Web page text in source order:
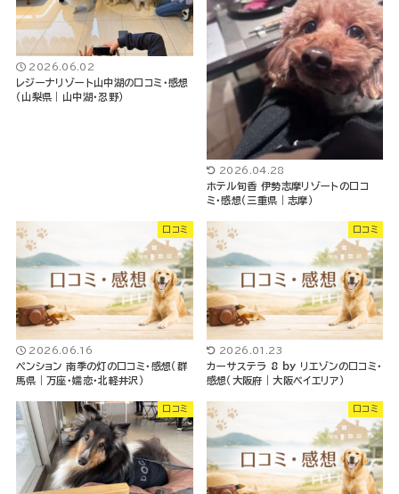
2026.06.02
レジーナリゾート山中湖の口コミ・感想
（山梨県｜山中湖・忍野）
2026.04.28
ホテル旬香 伊勢志摩リゾートの口コ
ミ・感想（三重県｜志摩）
口コミ
2026.06.16
ペンション 南季の灯の口コミ・感想（群
馬県｜万座・嬬恋・北軽井沢）
口コミ
2026.01.23
カーサステラ 8 by リエゾンの口コミ・
感想（大阪府｜大阪ベイエリア）
口コミ 口コミ